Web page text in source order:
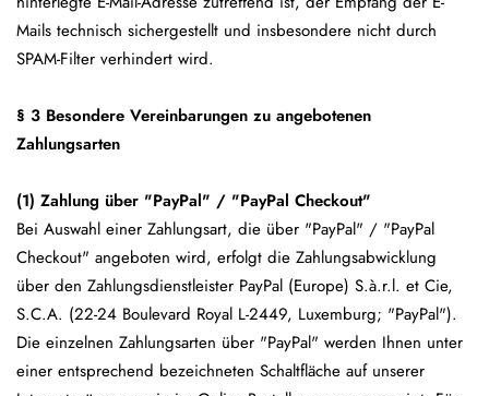
Mails technisch sichergestellt und insbesondere nicht durch
SPAM-Filter verhindert wird.
§ 3 Besondere Vereinbarungen zu angebotenen
Zahlungsarten
(1) Zahlung über "PayPal" / "PayPal Checkout"
Bei Auswahl einer Zahlungsart, die über "PayPal" / "PayPal
Checkout" angeboten wird, erfolgt die Zahlungsabwicklung
über den Zahlungsdienstleister PayPal (Europe) S.à.r.l. et Cie,
S.C.A. (22-24 Boulevard Royal L-2449, Luxemburg; "PayPal").
Die einzelnen Zahlungsarten über "PayPal" werden Ihnen unter
einer entsprechend bezeichneten Schaltfläche auf unserer